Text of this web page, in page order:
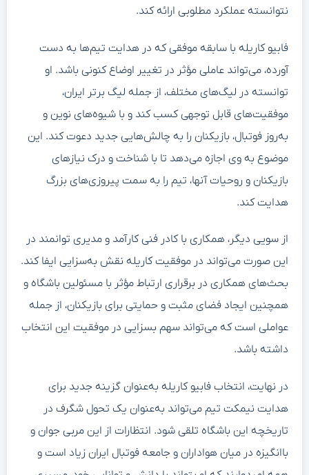
نتوانسته عملکرد مطلوبی ارائه کند.
فابیو کاریله با سابقه موفقی که در هدایت تیم‌ها به دست
آورده، می‌تواند عاملی مؤثر در تغییر اوضاع کنونی باشد. او
توانسته در لیگ‌های مختلف، از جمله لیگ برتر ایران،
موفقیت‌های قابل توجهی کسب کند و با شیوه‌های نوین و
به‌روز فوتبال، بازیکنان را به چالش‌هایی جدید دعوت کند. این
موضوع به وی اجازه می‌دهد تا با شناخت و درک نیازهای
بازیکنان و روحیات آنها، تیم را به سمت پیروزی‌های بزرگ
هدایت کند.
از سویی دیگر، همکاری با کادر فنی کارآمد و مدیری توانمند در
این صورت می‌تواند در موفقیت کاریله نقش به‌سزایی ایفا کند.
بحث‌های همکاری در برقراری ارتباط مؤثر با مسئولین باشگاه و
همچنین ایجاد فضای مثبت و حمایتی برای بازیکنان، از جمله
عواملی است که می‌تواند سهم بسزایی در موفقیت این انتخاب
داشته باشد.
در نهایت، انتخاب فابیو کاریله به‌عنوان گزینه جدید برای
هدایت نیمکت تیم می‌تواند به‌عنوان یک تحول شگرف در
تاریخچه این باشگاه تلقی شود. انتظارات از این مربی جوان و
باانگیزه در میان هواداران و جامعه فوتبال ایران زیاد است و